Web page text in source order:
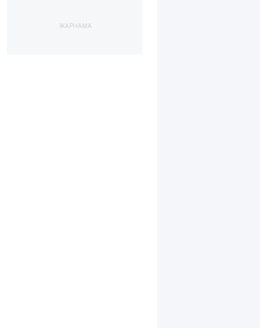
ЖАРНАМА